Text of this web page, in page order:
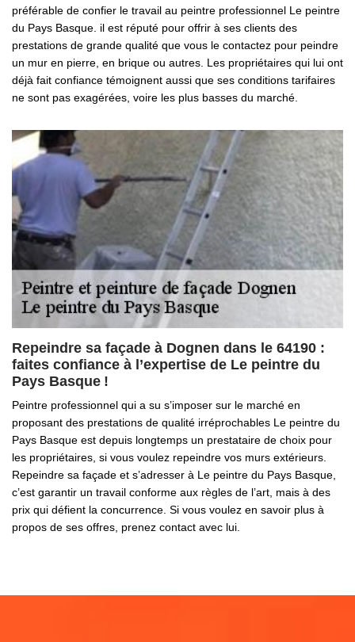
préférable de confier le travail au peintre professionnel Le peintre
du Pays Basque. il est réputé pour offrir à ses clients des
prestations de grande qualité que vous le contactez pour peindre
un mur en pierre, en brique ou autres. Les propriétaires qui lui ont
déjà fait confiance témoignent aussi que ses conditions tarifaires
ne sont pas exagérées, voire les plus basses du marché.
Repeindre sa façade à Dognen dans le 64190 :
faites confiance à l’expertise de Le peintre du
Pays Basque !
Peintre professionnel qui a su s’imposer sur le marché en
proposant des prestations de qualité irréprochables Le peintre du
Pays Basque est depuis longtemps un prestataire de choix pour
les propriétaires, si vous voulez repeindre vos murs extérieurs.
Repeindre sa façade et s’adresser à Le peintre du Pays Basque,
c’est garantir un travail conforme aux règles de l’art, mais à des
prix qui défient la concurrence. Si vous voulez en savoir plus à
propos de ses offres, prenez contact avec lui.